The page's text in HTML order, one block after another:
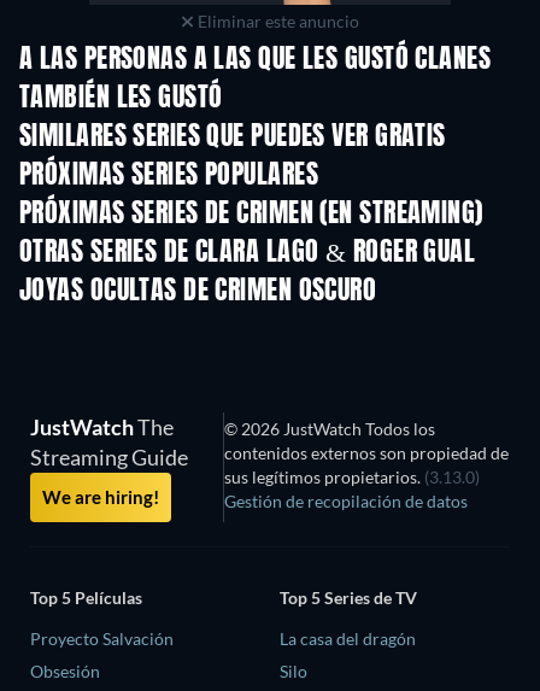
Eliminar este anuncio
A LAS PERSONAS A LAS QUE LES GUSTÓ CLANES
TAMBIÉN LES GUSTÓ
TV
SIMILARES SERIES QUE PUEDES VER GRATIS
TV TV
PRÓXIMAS SERIES POPULARES
TV
PRÓXIMAS SERIES DE CRIMEN (EN STREAMING)
Temporada 6 Temporada 2
OTRAS SERIES DE CLARA LAGO & ROGER GUAL
TV
JOYAS OCULTAS DE CRIMEN OSCURO
TV TV
JustWatchThe
Streaming Guide
We are hiring!
© 2026 JustWatch Todos los
contenidos externos son propiedad de
sus legítimos propietarios. (3.13.0)
Gestión de recopilación de datos
Top 5 Películas
Proyecto Salvación
Obsesión
Top 5 Series de TV
La casa del dragón
Silo